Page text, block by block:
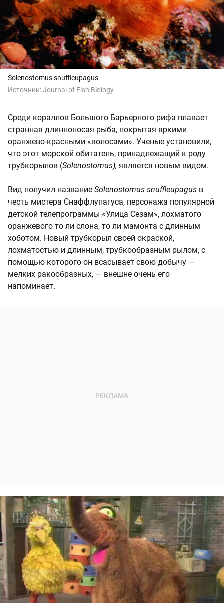
Solenostomus snuffleupagus
Источник:Journal of Fish Biology
Среди кораллов Большого Барьерного рифа плавает
странная длинноносая рыба, покрытая яркими
оранжево-красными «волосами». Ученые установили,
что этот морской обитатель, принадлежащий к роду
трубкорылов (Solenostomus), является новым видом.
Вид получил название Solenostomus snuffleupagus в
честь мистера Снаффлупагуса, персонажа популярной
детской телепрограммы «Улица Сезам», лохматого
оранжевого то ли слона, то ли мамонта с длинным
хоботом. Новый трубкорыл своей окраской,
лохматостью и длинным, трубкообразным рылом, с
помощью которого он всасывает свою добычу —
мелких ракообразных, — внешне очень его
напоминает.